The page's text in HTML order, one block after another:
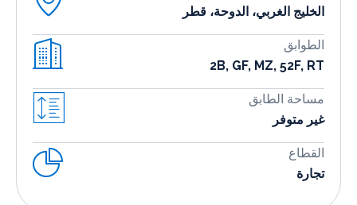
الغربي، الدوحة، قطر
2B, GF, MZ, 52F,
الطابق
متوفر